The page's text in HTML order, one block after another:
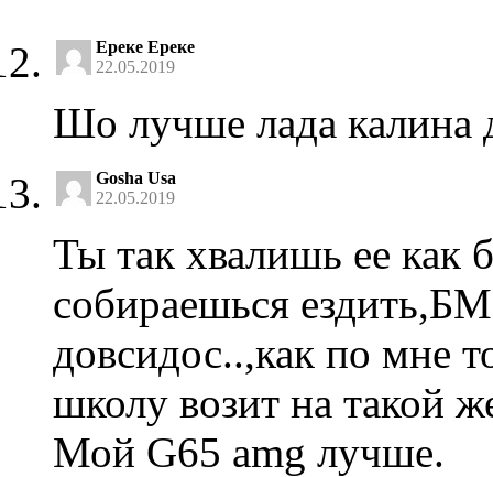
Ереке Ереке
22.05.2019
Шо лучше лада калина
Gosha Usa
22.05.2019
Ты так хвалишь ее как
собираешься
довсидос..,как по мне
школу возит на такой
Мой G65 amg лучше.